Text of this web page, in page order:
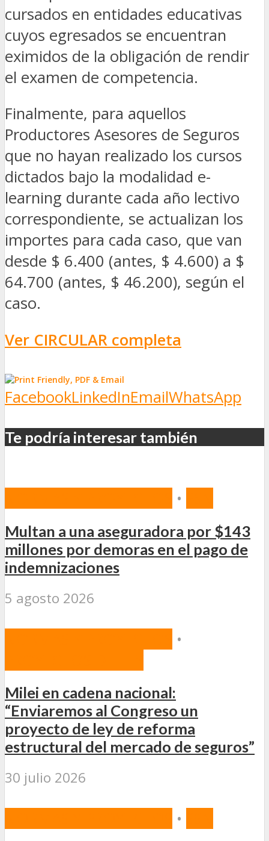
cursados en entidades educativas
cuyos egresados se encuentran
eximidos de la obligación de rendir
el examen de competencia.
Finalmente, para aquellos
Productores Asesores de Seguros
que no hayan realizado los cursos
dictados bajo la modalidad e-
learning durante cada año lectivo
correspondiente, se actualizan los
importes para cada caso, que van
desde $ 6.400 (antes, $ 4.600) a $
64.700 (antes, $ 46.200), según el
caso.
Ver CIRCULAR completa
FacebookLinkedInEmailWhatsApp
Te podría interesar también
•
Multan a una aseguradora por $143
millones por demoras en el pago de
indemnizaciones
5 agosto 2026
•
Milei en cadena nacional:
“Enviaremos al Congreso un
proyecto de ley de reforma
estructural del mercado de seguros”
30 julio 2026
•